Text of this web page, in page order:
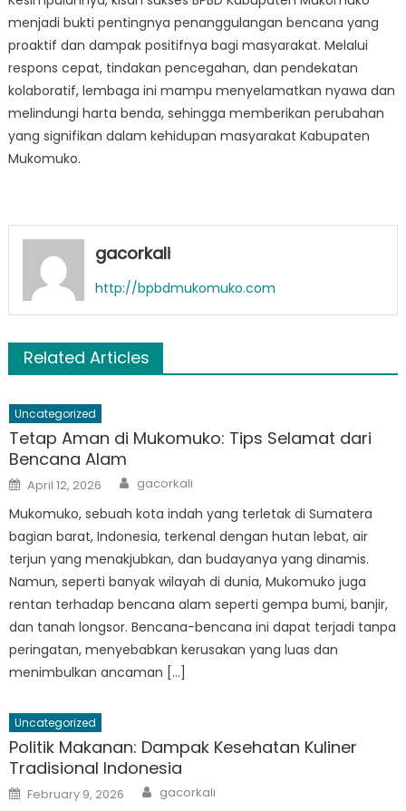
menjadi bukti pentingnya penanggulangan bencana yang
proaktif dan dampak positifnya bagi masyarakat. Melalui
respons cepat, tindakan pencegahan, dan pendekatan
kolaboratif, lembaga ini mampu menyelamatkan nyawa dan
melindungi harta benda, sehingga memberikan perubahan
yang signifikan dalam kehidupan masyarakat Kabupaten
Mukomuko.
gacorkali
http://bpbdmukomuko.com
Related Articles
Uncategorized
Tetap Aman di Mukomuko: Tips Selamat dari
Bencana Alam
Posted
on
April 12, 2026 Author
gacorkali
Mukomuko, sebuah kota indah yang terletak di Sumatera
bagian barat, Indonesia, terkenal dengan hutan lebat, air
terjun yang menakjubkan, dan budayanya yang dinamis.
Namun, seperti banyak wilayah di dunia, Mukomuko juga
rentan terhadap bencana alam seperti gempa bumi, banjir,
dan tanah longsor. Bencana-bencana ini dapat terjadi tanpa
peringatan, menyebabkan kerusakan yang luas dan
menimbulkan ancaman […]
Uncategorized
Politik Makanan: Dampak Kesehatan Kuliner
Tradisional Indonesia
Posted
on
February 9, 2026 Author
gacorkali